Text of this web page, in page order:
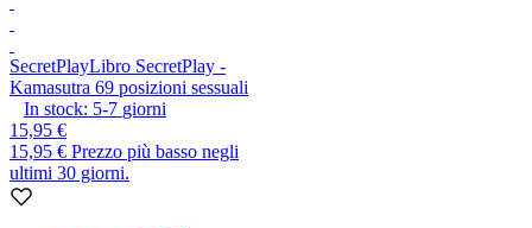
SecretPlayLibro SecretPlay -
Kamasutra 69 posizioni sessuali
In stock: 5-7 giorni
15,95 €
15,95 € Prezzo più basso negli
ultimi 30 giorni.